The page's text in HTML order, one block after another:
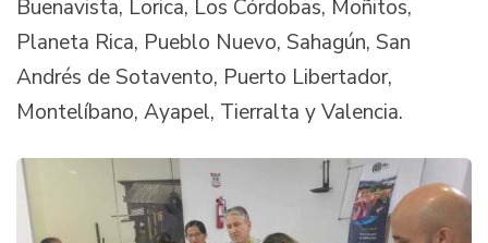
Buenavista, Lorica, Los Córdobas, Moñitos,
Planeta Rica, Pueblo Nuevo, Sahagún, San
Andrés de Sotavento, Puerto Libertador,
Montelíbano, Ayapel, Tierralta y Valencia.